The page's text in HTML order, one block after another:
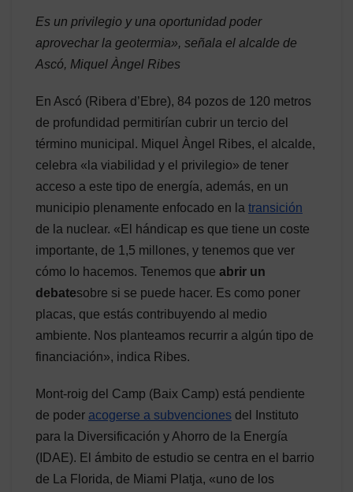
Es un privilegio y una oportunidad poder
aprovechar la geotermia», señala el alcalde de
Ascó, Miquel Àngel Ribes
En Ascó (Ribera d’Ebre), 84 pozos de 120 metros
de profundidad permitirían cubrir un tercio del
término municipal. Miquel Àngel Ribes, el alcalde,
celebra «la viabilidad y el privilegio» de tener
acceso a este tipo de energía, además, en un
municipio plenamente enfocado en la transición
de la nuclear. «El hándicap es que tiene un coste
importante, de 1,5 millones, y tenemos que ver
cómo lo hacemos. Tenemos que abrir un
debatesobre si se puede hacer. Es como poner
placas, que estás contribuyendo al medio
ambiente. Nos planteamos recurrir a algún tipo de
financiación», indica Ribes.
Mont-roig del Camp (Baix Camp) está pendiente
de poder acogerse a subvenciones del Instituto
para la Diversificación y Ahorro de la Energía
(IDAE). El ámbito de estudio se centra en el barrio
de La Florida, de Miami Platja, «uno de los